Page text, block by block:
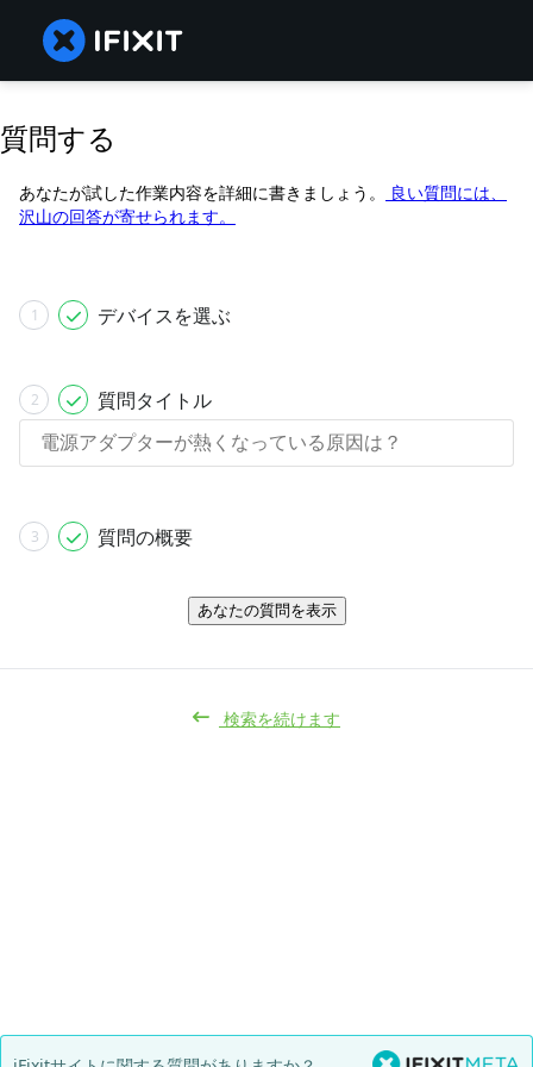
質問する
あなたが試した作業内容を詳細に書きましょう。
良い質問には、
沢山の回答が寄せられます。
1 デバイスを選ぶ
2 質問タイトル
3 質問の概要
あなたの質問を表示
検索を続けます